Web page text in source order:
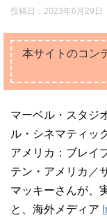
投稿日： 2023年6月29日
本サイトのコン
マーベル・スタジ
ル・シネマティッ
アメリカ：ブレイ
テン・アメリカ／
マッキーさんが、
と、海外メディア